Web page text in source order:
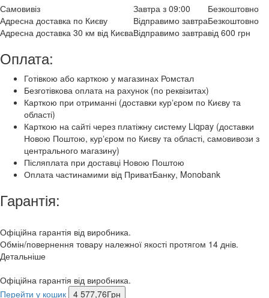
Самовивіз Завтра з 09:00
Безкоштовно
Адресна доставка по Києву
Відправимо завтраБезкоштовно
Адресна доставка 30 км від КиєваВідправимо завтравід 600 грн
Оплата:
Готівкою або карткою у магазинах Ромстал
Безготівкова оплата на рахунок (по реквізитах)
Карткою при отриманні (доставки курʼєром по Києву та
області)
Карткою на сайті через платіжну систему Liqpay (доставки
Новою Поштою, курʼєром по Києву та області, самовивози з
центрального магазину)
Післяплата при доставці Новою Поштою
Оплата частинамими від ПриватБанку, Monobank
Гарантія:
Офіційна гарантія від виробника.
Обмін/повернення товару належної якості протягом 14 днів.
Детальніше
Офіційна гарантія від виробника.
Перейти у кошик 4 577,76Грн